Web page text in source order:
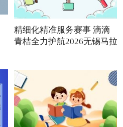
精细化精准服务赛事 滴滴
青桔全力护航2026无锡马拉